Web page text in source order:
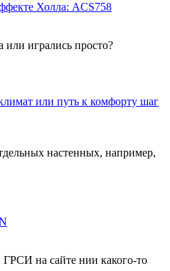
Холла: ACS758
или игрались просто?
или путь к комфорту шаг
настенных, например,
на сайте нии какого-то